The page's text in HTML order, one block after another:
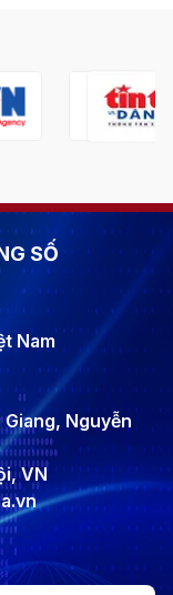
SỐ
Nam
Nguyễn
VN